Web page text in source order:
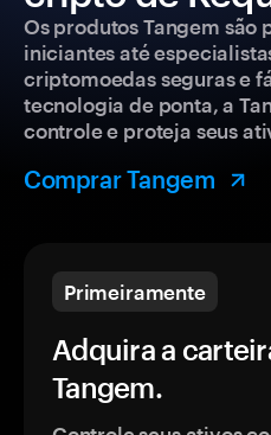
Os produtos Tangem são
iniciantes até
criptomoedas seguras e
tecnologia de ponta, a
controle e proteja seus
Comprar Tangem
Primeiramente
Adquira a
Tangem.